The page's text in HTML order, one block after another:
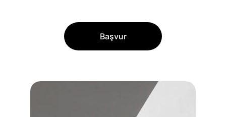
Başvur